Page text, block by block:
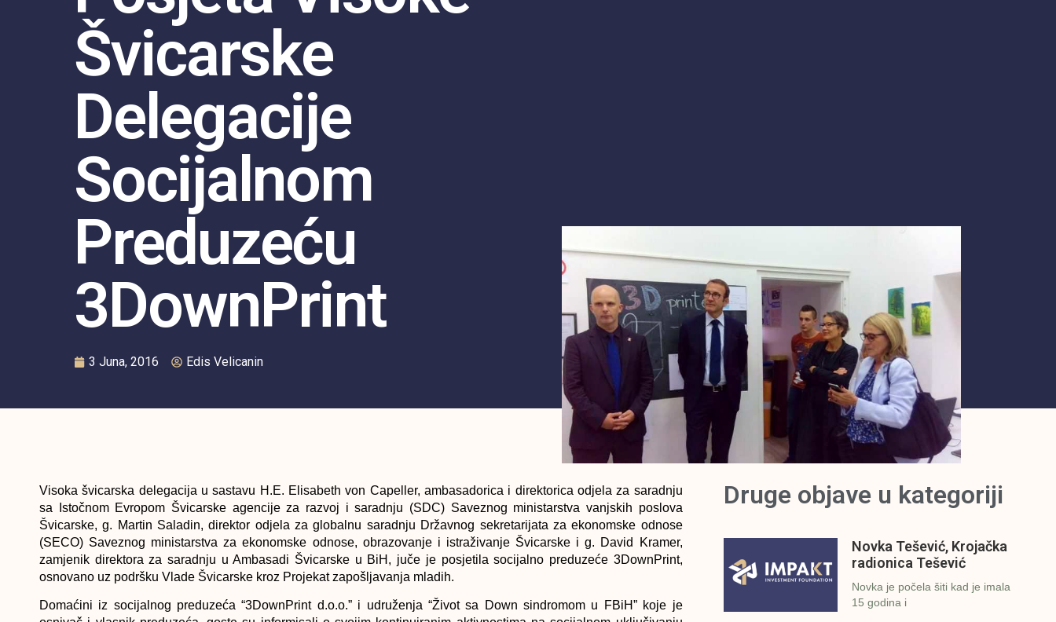
Švicarske
Delegacije
Socijalnom
Preduzeću
3DownPrint
3 Juna, 2016 Edis Velicanin
Visoka švicarska delegacija u sastavu H.E. Elisabeth von Capeller, ambasadorica i direktorica odjela za saradnju
sa Istočnom Evropom Švicarske agencije za razvoj i saradnju (SDC) Saveznog ministarstva vanjskih poslova
Švicarske, g. Martin Saladin, direktor odjela za globalnu saradnju Državnog sekretarijata za ekonomske odnose
(SECO) Saveznog ministarstva za ekonomske odnose, obrazovanje i istraživanje Švicarske i g. David Kramer,
zamjenik direktora za saradnju u Ambasadi Švicarske u BiH, juče je posjetila socijalno preduzeće 3DownPrint,
osnovano uz podršku Vlade Švicarske kroz Projekat zapošljavanja mladih.
Domaćini iz socijalnog preduzeća “3DownPrint d.o.o.” i udruženja “Život sa Down sindromom u FBiH” koje je
Druge objave u kategoriji
Novka Tešević, Krojačka
radionica Tešević
Novka je počela šiti kad je imala
15 godina i